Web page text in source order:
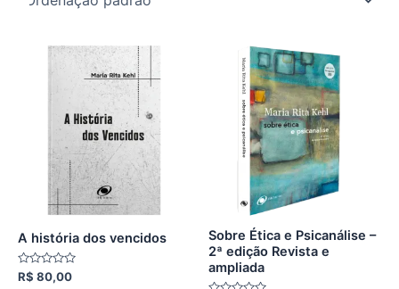
A história dos vencidos
Avaliação
R$ 80,00
Sobre Ética e Psicanálise –
2ª edição Revista e
ampliada